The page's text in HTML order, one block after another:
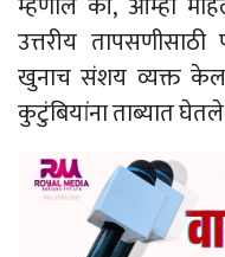
उत्तरीय
खुनाच संशय व्यक्त
कुटुंबियांना ताब्यात